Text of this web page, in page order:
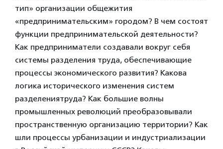
тип» организации общежития
«предпринимательским» городом? В чем состоят
функции предпринимательской деятельности?
Как предприниматели создавали вокруг себя
системы разделения труда, обеспечивающие
процессы экономического развития? Какова
логика исторического изменения систем
разделениятруда? Как большие волны
промышленных революций преобразовывали
пространственную организацию территории? Как
шли процессы урбанизации и индустриализации